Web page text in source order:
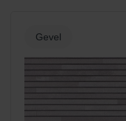
Shaded Saffron/Orange
Gevel